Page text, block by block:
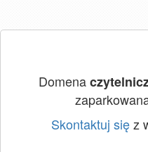
Domena
Skontaktuj sięz